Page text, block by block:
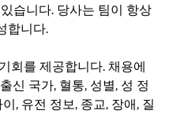
습니다. 당사는 팀이 항상
합니다.
회를 제공합니다. 채용에
신 국가, 혈통, 성별, 성 정
, 유전 정보, 종교, 장애, 질